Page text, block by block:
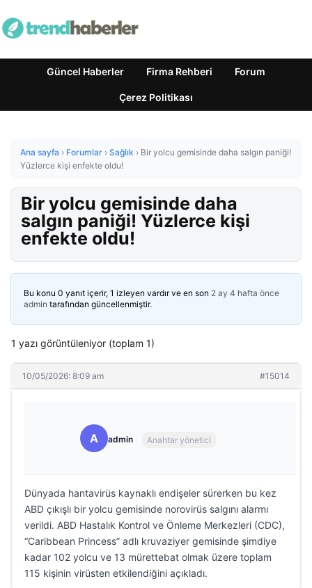
Güncel Haberler Firma Rehberi Forum
Çerez Politikası
Ana sayfa › Forumlar › Sağlık › Bir yolcu gemisinde daha salgın paniği!
Yüzlerce kişi enfekte oldu!
Bir yolcu gemisinde daha
salgın paniği! Yüzlerce kişi
enfekte oldu!
Bu konu 0 yanıt içerir, 1 izleyen vardır ve en son 2 ay 4 hafta önce
admin tarafından güncellenmiştir.
1 yazı görüntüleniyor (toplam 1)
10/05/2026: 8:09 am #15014
A admin Anahtar yönetici
Dünyada hantavirüs kaynaklı endişeler sürerken bu kez
ABD çıkışlı bir yolcu gemisinde norovirüs salgını alarmı
verildi. ABD Hastalık Kontrol ve Önleme Merkezleri (CDC),
“Caribbean Princess” adlı kruvaziyer gemisinde şimdiye
kadar 102 yolcu ve 13 mürettebat olmak üzere toplam
115 kişinin virüsten etkilendiğini açıkladı.